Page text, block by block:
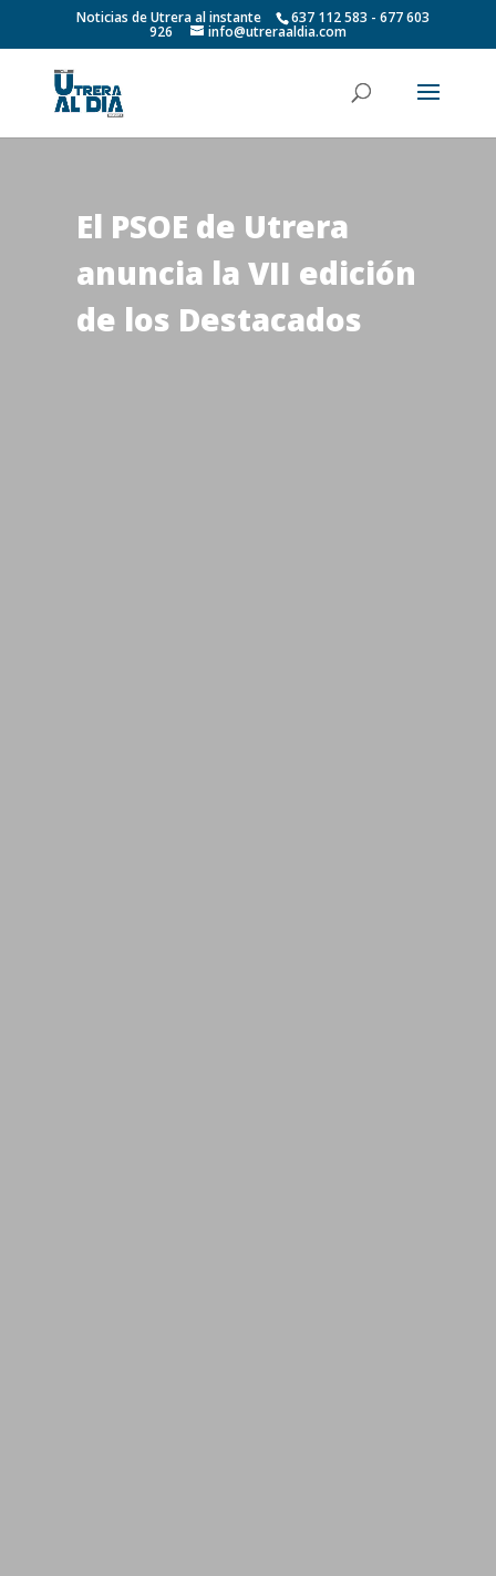
Noticias de Utrera al instante 637 112 583 - 677 603
926 info@utreraaldia.com
El PSOE de Utrera
anuncia la VII edición
de los Destacados